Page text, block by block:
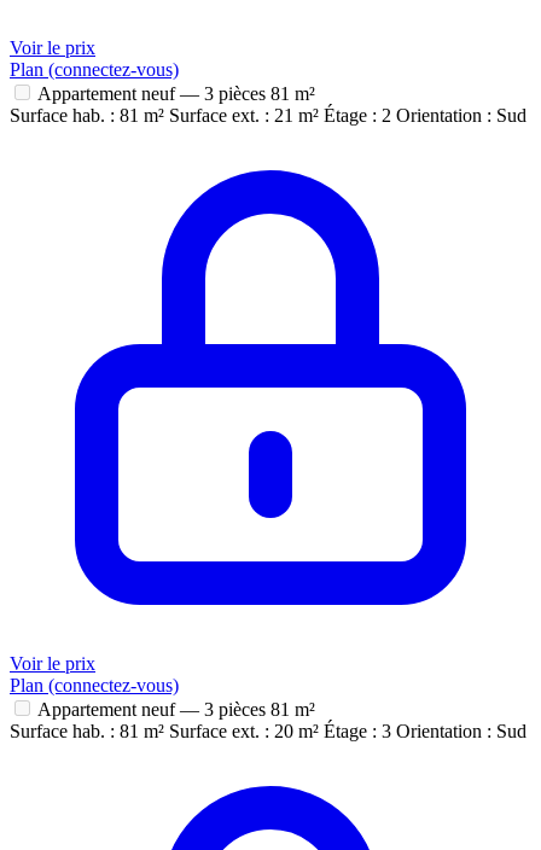
Voir le prix
Plan (connectez-vous)
Appartement neuf — 3 pièces 81 m²
Surface hab. : 81 m² Surface ext. : 21 m² Étage : 2 Orientation : Sud
Voir le prix
Plan (connectez-vous)
Appartement neuf — 3 pièces 81 m²
Surface hab. : 81 m² Surface ext. : 20 m² Étage : 3 Orientation : Sud